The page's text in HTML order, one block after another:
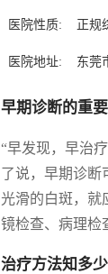
医院性质: 正规
医院地址: 东莞
早期诊断的重
“早发现，早治
了说，早期诊断
光滑的白斑，就
镜检查、病理检
治疗方法知多少